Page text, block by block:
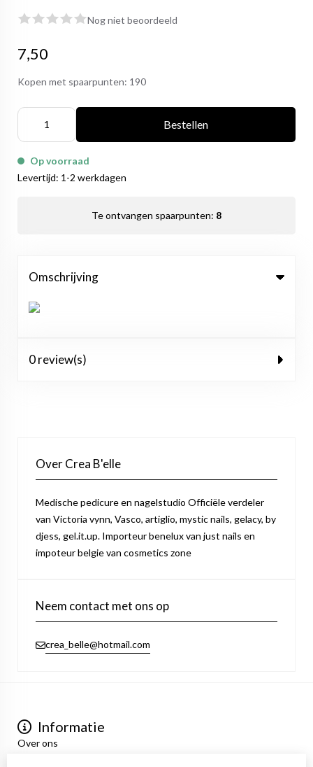
Nog niet beoordeeld
7,50
Kopen met spaarpunten: 190
Bestellen
Op voorraad
Levertijd: 1-2 werkdagen
Te ontvangen spaarpunten: 8
Omschrijving
0 review(s)
Over Crea B'elle
Medische pedicure en nagelstudio Officiële verdeler
van Victoria vynn, Vasco, artiglio, mystic nails, gelacy, by
djess, gel.it.up. Importeur benelux van just nails en
impoteur belgie van cosmetics zone
Neem contact met ons op
crea_belle@hotmail.com
Informatie
Over ons